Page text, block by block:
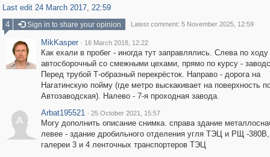
Last edit 24 March 2017, 22:59
4
Sign in to share your opinion Latest comment: 5 November 2025, 12:59
MikKasper · 16 March 2018, 12:22
Как ехали в пробег - иногда тут заправлялись. Слева по ходу
автосборочный со смежными цехами, прямо по курсу -
Перед трубой Т-образный перекрёсток. Направо - дорога на
Нагатинскую пойму (где метро выскакивает на поверхность
Автозаводская). Налево - 7-я проходная завода.
A
Arbat195521 · 25 October 2021, 15:57
Могу дополнить описание снимка. справа здание
левее - здание дробильного отделения угля ТЭЦ и РЩ -
галереи 3 и 4 ленточных транспортеров ТЭЦ